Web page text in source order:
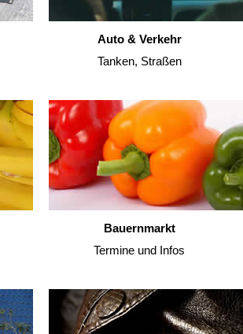
Auto & Verkehr
Tanken, Straßen
Bauernmarkt
Termine und Infos